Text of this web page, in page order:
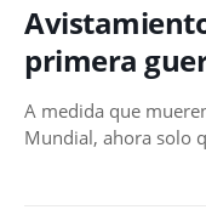
primera
A medida que
Mundial, ahora solo